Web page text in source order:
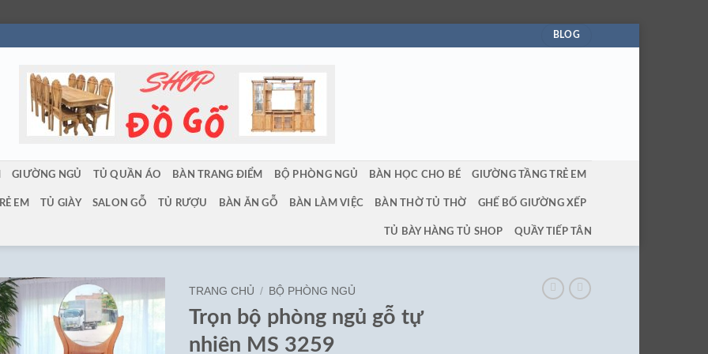
BLOG
GIƯỜNG NGỦ TỦ QUẦN ÁO BÀN TRANG ĐIỂM BỘ PHÒNG NGỦ BÀN HỌC CHO BÉ GIƯỜNG TẦNG TRẺ EM
EM TỦ GIÀY SALON GỖ TỦ RƯỢU BÀN ĂN GỖ BÀN LÀM VIỆC BÀN THỜ TỦ THỜ GHẾ BỐ GIƯỜNG XẾP
TỦ BÀY HÀNG TỦ SHOP QUẦY TIẾP TÂN
TRANG CHỦ / BỘ PHÒNG NGỦ
Trọn bộ phòng ngủ gỗ tự
nhiên MS 3259